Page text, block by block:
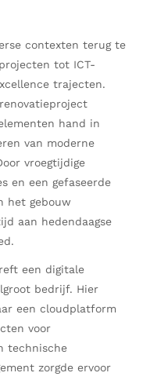
contexten terug te
tot ICT-
trajecten.
hand in
van moderne
vroegtijdige
en een gefaseerde
het gebouw
aan hedendaagse
een digitale
bedrijf. Hier
een cloudplatform
voor
technische
zorgde ervoor